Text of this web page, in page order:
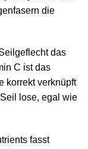
die
das
C ist das
korrekt verknüpft
lose, egal wie
fasst